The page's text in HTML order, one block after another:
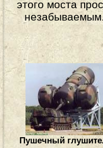
этого моста
Пушечный